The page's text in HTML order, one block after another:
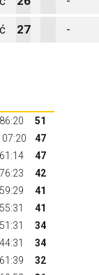
27 -
86:20
51
47
61:14
47
76:23
42
59:29
41
55:31
41
51:31
34
44:31
34
61:39
32